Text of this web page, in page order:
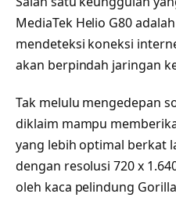
MediaTek Helio G80
mendeteksi koneksi
akan berpindah jaringan
Tak melulu mengedepan
diklaim mampu
yang lebih optimal berkat
dengan resolusi 720 x
oleh kaca pelindung